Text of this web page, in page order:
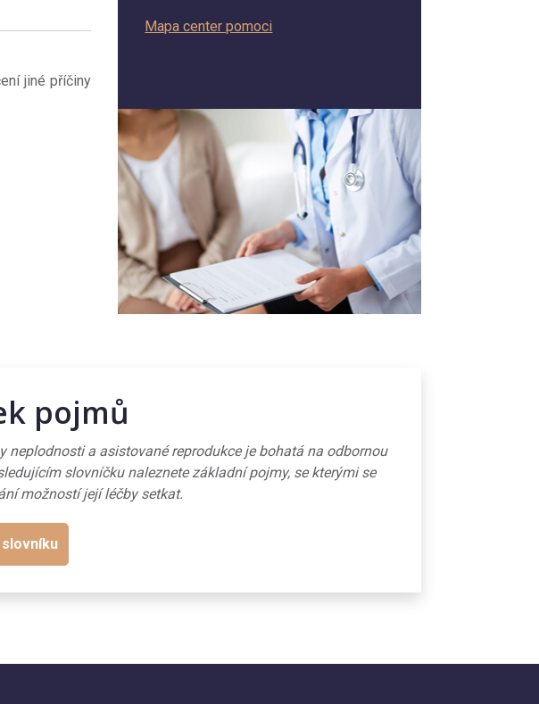
jiné příčiny
Mapa center pomoci
pojmů
neplodnosti a asistované reprodukce je bohatá na odbornou
slovníčku naleznete základní pojmy, se kterými se
možností její léčby setkat.